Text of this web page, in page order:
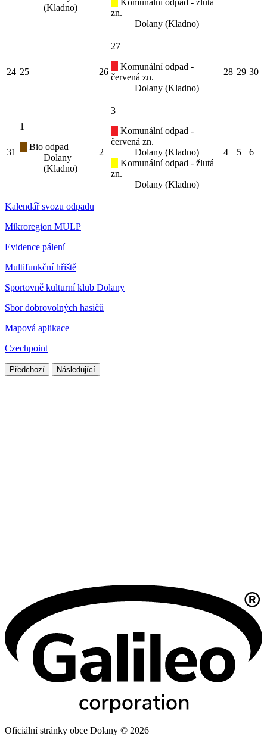
(Kladno)
Komunální odpad - žlutá
zn.
Dolany (Kladno)
24 25 26
27
Komunální odpad -
červená zn.
Dolany (Kladno)
28 29 30
31
1
Bio odpad
Dolany
(Kladno)
2
3
Komunální odpad -
červená zn.
Dolany (Kladno)
Komunální odpad - žlutá
zn.
Dolany (Kladno)
4 5 6
Kalendář svozu odpadu
Mikroregion MULP
Evidence pálení
Multifunkční hřiště
Sportovně kulturní klub Dolany
Sbor dobrovolných hasičů
Mapová aplikace
Czechpoint
Předchozí Následující
Oficiální stránky obce Dolany © 2026